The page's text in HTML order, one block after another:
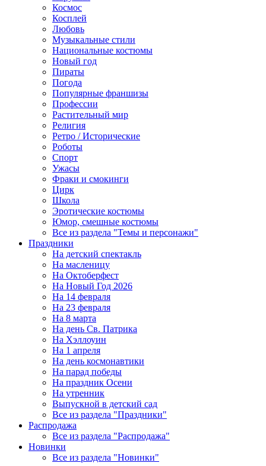
Космос
Косплей
Любовь
Музыкальные стили
Национальные костюмы
Новый год
Пираты
Погода
Популярные франшизы
Профессии
Растительный мир
Религия
Ретро / Исторические
Роботы
Спорт
Ужасы
Фраки и смокинги
Цирк
Школа
Эротические костюмы
Юмор, смешные костюмы
Все из раздела "Темы и персонажи"
Праздники
На детский спектакль
На масленицу
На Октоберфест
На Новый Год 2026
На 14 февраля
На 23 февраля
На 8 марта
На день Св. Патрика
На Хэллоуин
На 1 апреля
На день космонавтики
На парад победы
На праздник Осени
На утренник
Выпускной в детский сад
Все из раздела "Праздники"
Распродажа
Все из раздела "Распродажа"
Новинки
Все из раздела "Новинки"